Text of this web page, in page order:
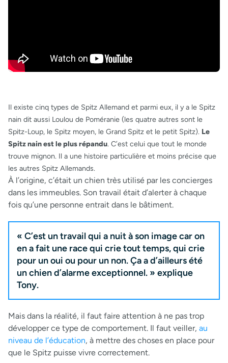
Il existe cinq types de Spitz Allemand et parmi eux, il y a le Spitz
nain dit aussi Loulou de Poméranie (les quatre autres sont le
Spitz-Loup, le Spitz moyen, le Grand Spitz et le petit Spitz). Le
Spitz nain est le plus répandu. C’est celui que tout le monde
trouve mignon. Il a une histoire particulière et moins précise que
les autres Spitz Allemands.
À l’origine, c’était un chien très utilisé par les concierges
dans les immeubles. Son travail était d’alerter à chaque
fois qu’une personne entrait dans le bâtiment.
« C’est un travail qui a nuit à son image car on
en a fait une race qui crie tout temps, qui crie
pour un oui ou pour un non. Ça a d’ailleurs été
un chien d’alarme exceptionnel. » explique
Tony.
Mais dans la réalité, il faut faire attention à ne pas trop
développer ce type de comportement. Il faut veiller, au
niveau de l’éducation, à mettre des choses en place pour
que le Spitz puisse vivre correctement.